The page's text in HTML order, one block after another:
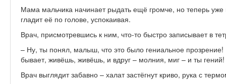
Мама мальчика начинает рыдать ещё громче, но теперь уже
гладит её по голове, успокаивая.
Врач, присмотревшись к ним, что-то быстро записывает в
– Ну, ты понял, малыш, что это было гениальное прозрение!
бывает, живёшь, живёшь, и вдруг – молния, миг – и ты гений!
Врач выглядит забавно – халат застёгнут криво, рука с